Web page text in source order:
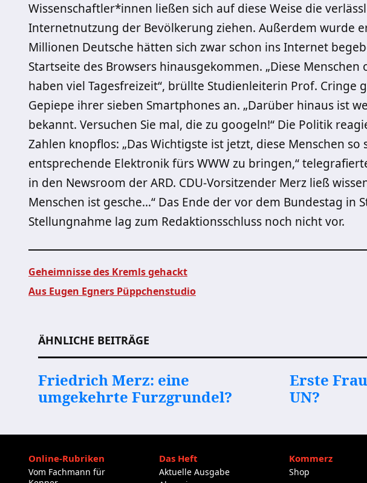
Wissenschaftler*innen ließen sich auf diese Weise die
Internetnutzung der Bevölkerung ziehen. Außerdem wurde
Millionen Deutsche hätten sich zwar schon ins Internet
Startseite des Browsers hinausgekommen. „Diese
haben viel Tagesfreizeit“, brüllte Studienleiterin Prof. Cringe
Gepiepe ihrer sieben Smartphones an. „Darüber hinaus ist
bekannt. Versuchen Sie mal, die zu googeln!“ Die Politik
Zahlen knopflos: „Das Wichtigste ist jetzt, diese Menschen
entsprechende Elektronik fürs WWW zu bringen,“
in den Newsroom der ARD. CDU-Vorsitzender Merz ließ
Menschen ist gesche…“ Das Ende der vor dem Bundestag in
Stellungnahme lag zum Redaktionsschluss noch nicht vor.
Geheimnisse des Kremls gehackt
Aus Eugen Egners Püppchenstudio
ÄHNLICHE BEITRÄGE
Friedrich Merz: eine
umgekehrte Furzgrundel?
Erste
UN?
Online-Rubriken
Vom Fachmann für
Das Heft
Aktuelle Ausgabe
Kommerz
Shop